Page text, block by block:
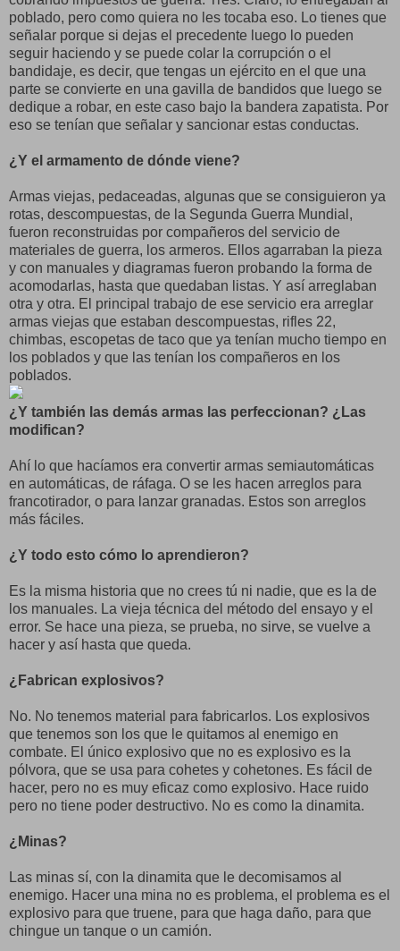
poblado, pero como quiera no les tocaba eso. Lo tienes que
señalar porque si dejas el precedente luego lo pueden
seguir haciendo y se puede colar la corrupción o el
bandidaje, es decir, que tengas un ejército en el que una
parte se convierte en una gavilla de bandidos que luego se
dedique a robar, en este caso bajo la bandera zapatista. Por
eso se tenían que señalar y sancionar estas conductas.
¿Y el armamento de dónde viene?
Armas viejas, pedaceadas, algunas que se consiguieron ya
rotas, descompuestas, de la Segunda Guerra Mundial,
fueron reconstruidas por compañeros del servicio de
materiales de guerra, los armeros. Ellos agarraban la pieza
y con manuales y diagramas fueron probando la forma de
acomodarlas, hasta que quedaban listas. Y así arreglaban
otra y otra. El principal trabajo de ese servicio era arreglar
armas viejas que estaban descompuestas, rifles 22,
chimbas, escopetas de taco que ya tenían mucho tiempo en
los poblados y que las tenían los compañeros en los
poblados.
¿Y también las demás armas las perfeccionan? ¿Las
modifican?
Ahí lo que hacíamos era convertir armas semiautomáticas
en automáticas, de ráfaga. O se les hacen arreglos para
francotirador, o para lanzar granadas. Estos son arreglos
más fáciles.
¿Y todo esto cómo lo aprendieron?
Es la misma historia que no crees tú ni nadie, que es la de
los manuales. La vieja técnica del método del ensayo y el
error. Se hace una pieza, se prueba, no sirve, se vuelve a
hacer y así hasta que queda.
¿Fabrican explosivos?
No. No tenemos material para fabricarlos. Los explosivos
que tenemos son los que le quitamos al enemigo en
combate. El único explosivo que no es explosivo es la
pólvora, que se usa para cohetes y cohetones. Es fácil de
hacer, pero no es muy eficaz como explosivo. Hace ruido
pero no tiene poder destructivo. No es como la dinamita.
¿Minas?
Las minas sí, con la dinamita que le decomisamos al
enemigo. Hacer una mina no es problema, el problema es el
explosivo para que truene, para que haga daño, para que
chingue un tanque o un camión.